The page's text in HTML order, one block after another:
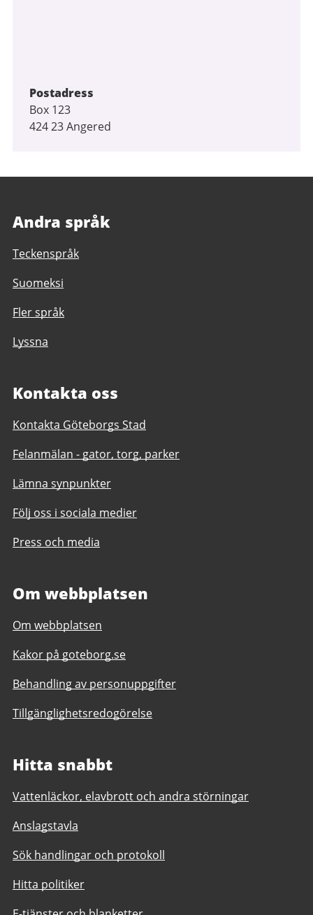
Postadress
Box 123
424 23 Angered
Andra språk
Teckenspråk
Suomeksi
Fler språk
Lyssna
Kontakta oss
Kontakta Göteborgs Stad
Felanmälan - gator, torg, parker
Lämna synpunkter
Följ oss i sociala medier
Press och media
Om webbplatsen
Om webbplatsen
Kakor på goteborg.se
Behandling av personuppgifter
Tillgänglighetsredogörelse
Hitta snabbt
Vattenläckor, elavbrott och andra störningar
Anslagstavla
Sök handlingar och protokoll
Hitta politiker